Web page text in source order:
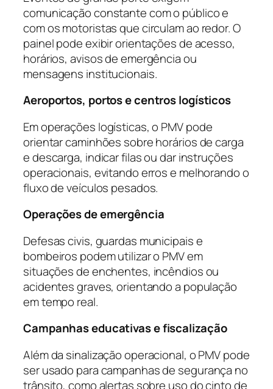
comunicação constante com o público e
com os motoristas que circulam ao redor. O
painel pode exibir orientações de acesso,
horários, avisos de emergência ou
mensagens institucionais.
Aeroportos, portos e centros logísticos
Em operações logísticas, o PMV pode
orientar caminhões sobre horários de carga
e descarga, indicar filas ou dar instruções
operacionais, evitando erros e melhorando o
fluxo de veículos pesados.
Operações de emergência
Defesas civis, guardas municipais e
bombeiros podem utilizar o PMV em
situações de enchentes, incêndios ou
acidentes graves, orientando a população
em tempo real.
Campanhas educativas e fiscalização
Além da sinalização operacional, o PMV pode
ser usado para campanhas de segurança no
trânsito, como alertas sobre uso do cinto de